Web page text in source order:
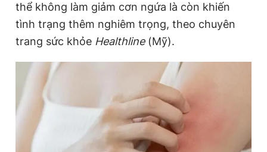
Thông tin tòa soạn Liên hệ quảng cáo
Đọc Thanh Niên trên điện thoại
thể không làm giảm cơn ngứa là còn khiến
tình trạng thêm nghiêm trọng, theo chuyên
trang sức khỏe Healthline(Mỹ).